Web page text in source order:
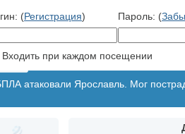
(Регистрация) Пароль: (
Входить при каждом посещении
атаковали Ярославль. Мог